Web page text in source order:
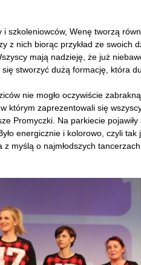
szkoleniowców, Wenę tworzą
z nich biorąc przykład ze swoich
mają nadzieję, że już
stworzyć dużą formację, która
nie mogło oczywiście
którym zaprezentowali się
Promyczki. Na parkiecie
energicznie i kolorowo, czyli
z myślą o najmłodszych